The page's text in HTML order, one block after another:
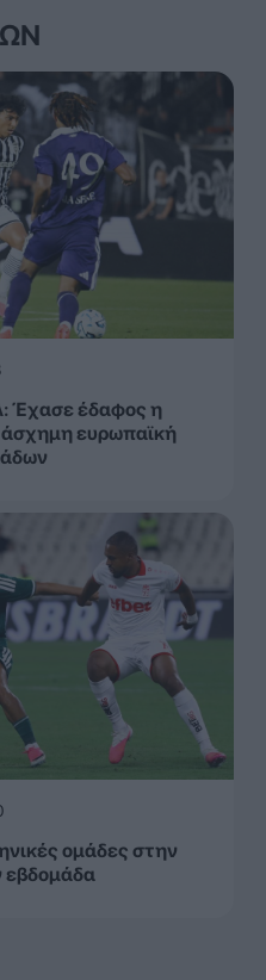
Έχασε έδαφος η
ευρωπαϊκή
ομάδες στην
εβδομάδα